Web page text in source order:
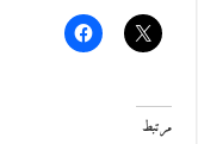
مرتبط